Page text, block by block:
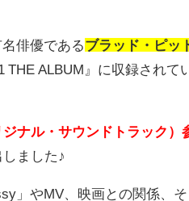
俳優であるブラッド・ピッ
THE ALBUM』に収録されて
ナル・サウンドトラック）
ました♪
」やMV、映画との関係、